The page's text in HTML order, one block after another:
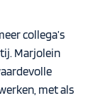
collega’s
Marjolein
met als